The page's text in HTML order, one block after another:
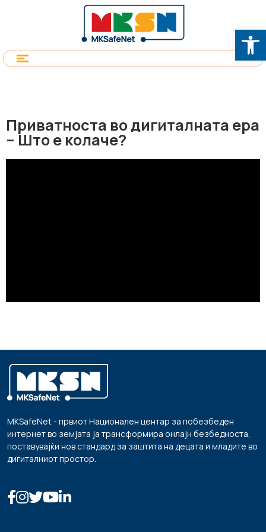
Приватноста во дигиталната ера
– Што е колаче?
MKSafeNet - првиот Национален центар за побезбеден
интернет во земјата ја трансформира онлајн безбедноста,
поставувајќи нов стандард за заштита на децата и младите во
дигиталниот простор.